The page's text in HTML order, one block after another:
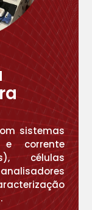
sistemas
corrente
células